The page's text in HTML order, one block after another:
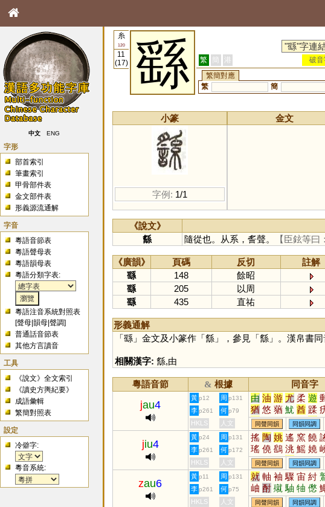
中文 ENG
字形
部首索引
筆畫索引
甲骨部件表
金文部件表
形義源流通解
字音
粵語音節表
粵語聲母表
粵語韻母表
粵語分類字表:
粵語注音系統對照表
[聲母 |韻母 |聲調]
普通話音節表
其他方言讀音
工具
《說文》全文索引
《讀史方輿紀要》
成語彙輯
繁簡對照表
設定
冷僻字:
粵音系統:
糸
120
11
(17)
繇 繁 簡 港
破
繁簡對應
繁
簡
小篆
字例: 1/1
金文
《說文》
䌛
隨從也。从系，䚻聲。 【臣鉉等曰
《廣韻》 頁碼 反切
註解
繇
148
餘昭
繇
205
以周
繇
435 直祐
形義通解
「繇」金文及小篆作「䌛」，參見「䌛」。漢帛書
相關漢字: 䌛,由
粵語音節 & 根據 同音字
jau4
黃 p12 周 p131 由 油 游 尤 柔 遊
猶 悠 蕕 魷 酋 蹂
猷 鞣 蝤 柚 泅 斿
䌛 沋 庮 怞 浟 訧
葇 鍒 鑐 擩 厹 尢
揂 莤 秞 蝚 鶔 鰇
輮
李 p261 何 p79
HKLS 人文 同聲同韻 同韻同調
jiu4
黃 p24 周 p131 搖 陶 姚 遙 窯 饒
瑤 僥 鷂 洮 鰩 嬈
猺 蟯 軺 䌛 脁 媱
銚 榣 蕘 颻 襓 嗂
穘
李 p261 何 p172
HKLS 人文 同聲同韻 同韻同調
zau6
黃 p11 周 p131 就 軸 袖 驟 宙 紂
岫 酎 殧 駎 牰 僽
怞 籀 胄
李 p261 何 p75
HKLS 人文 同聲同韻 同韻同調